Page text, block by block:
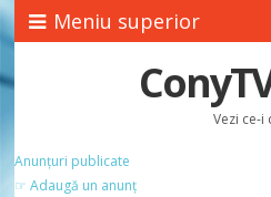
Meniu superior
Vezi ce-i
Anunțuri publicate
☞ Adaugă un anunț